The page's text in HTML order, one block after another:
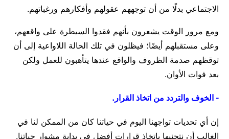
الاجتماعي بدلًا من أن توجههم عقولهم وأفكارهم ورغباتهم.
ومع مرور الوقت يشعرون بأنهم فقدوا السيطرة على واقعهم،
وعلى مستقبلهم أيضًا؛ فيظلون في تلك الحالة اللاواعية إلى أن
توقظهم صدمة الظروف والواقع عندها يتأهبون للعمل ولكن
بعد فوات الأوان.
- الخوف والتردد من اتخاذ القرار.
إن أي تحديات تواجهنا اليوم في حياتنا كان من الممكن لنا في
الغالب أن نتجنبها باتخاذ قرارات أفضل في بداية مشوار حياتنا.